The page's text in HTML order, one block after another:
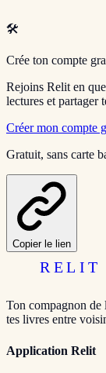
🛠️
Crée ton compte
Rejoins Relit en
lectures et partager
Créer mon compte
Gratuit, sans carte
Copier le lien
RELIT
Ton compagnon de
tes livres entre
Application Relit